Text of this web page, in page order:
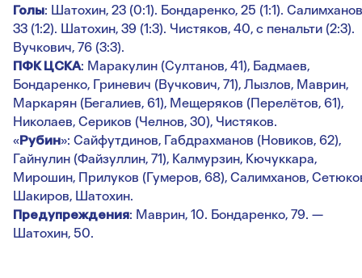
Голы: Шатохин, 23 (0:1). Бондаренко, 25 (1:1).
33 (1:2). Шатохин, 39 (1:3). Чистяков, 40, с пенальти (2:3).
Вучкович, 76 (3:3).
ПФК ЦСКА: Маракулин (Султанов, 41), Бадмаев,
Бондаренко, Гриневич (Вучкович, 71), Лызлов, Маврин,
Маркарян (Бегалиев, 61), Мещеряков (Перелётов, 61),
Николаев, Сериков (Челнов, 30), Чистяков.
«Рубин»: Сайфутдинов, Габдрахманов (Новиков, 62),
Гайнулин (Файзуллин, 71), Калмурзин, Кючуккара,
Мирошин, Прилуков (Гумеров, 68), Салимханов,
Шакиров, Шатохин.
Предупреждения: Маврин, 10. Бондаренко, 79. —
Шатохин, 50.